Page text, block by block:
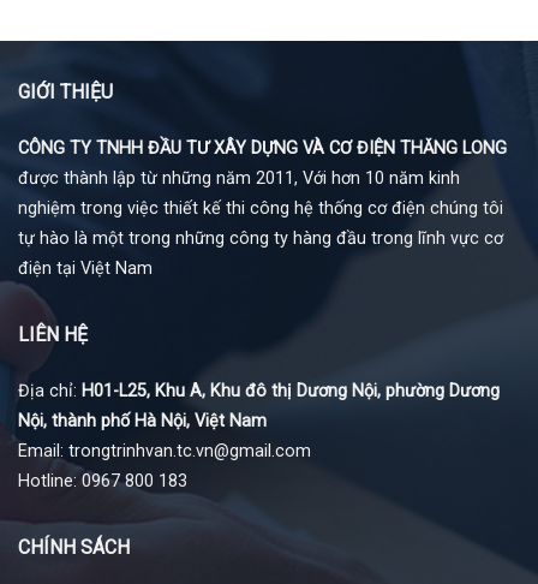
GIỚI THIỆU
CÔNG TY TNHH ĐẦU TƯ XÂY DỰNG VÀ CƠ ĐIỆN THĂNG LONG
được thành lập từ những năm 2011, Với hơn 10 năm kinh
nghiệm trong việc thiết kế thi công hệ thống cơ điện chúng tôi
tự hào là một trong những công ty hàng đầu trong lĩnh vực cơ
điện tại Việt Nam
LIÊN HỆ
Địa chỉ: H01-L25, Khu A, Khu đô thị Dương Nội, phường Dương
Nội, thành phố Hà Nội, Việt Nam
Email: trongtrinhvan.tc.vn@gmail.com
Hotline: 0967 800 183
CHÍNH SÁCH